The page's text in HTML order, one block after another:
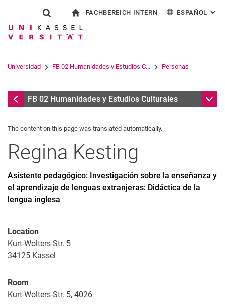
Jump directly to: content
Jump directly to: search
Jump directly to: main
Show search form
Search term
Search (opens an external link in a
FACHBEREICH INTERN ESPAÑOL :
Universidad FB 02 Humanidades y Estudios C... Personas
Personas
FB 02 Humanidades y Estudios Culturales Sub
The content on this page was translated automatically.
Regina Kesting
Asistente pedagógico: Investigación sobre la enseñanza y
el aprendizaje de lenguas extranjeras: Didáctica de la
lengua inglesa
Location
Kurt-Wolters-Str. 5
34125 Kassel
Room
Kurt-Wolters-Str. 5, 4026